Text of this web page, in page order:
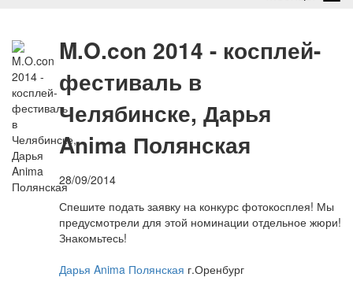
M.O.con 2014 - косплей-
фестиваль в
Челябинске, Дарья
Anima Полянская
28/09/2014
Спешите подать заявку на конкурс фотокосплея! Мы
предусмотрели для этой номинации отдельное жюри!
Знакомьтесь!
Дарья Anima Полянская г.Оренбург